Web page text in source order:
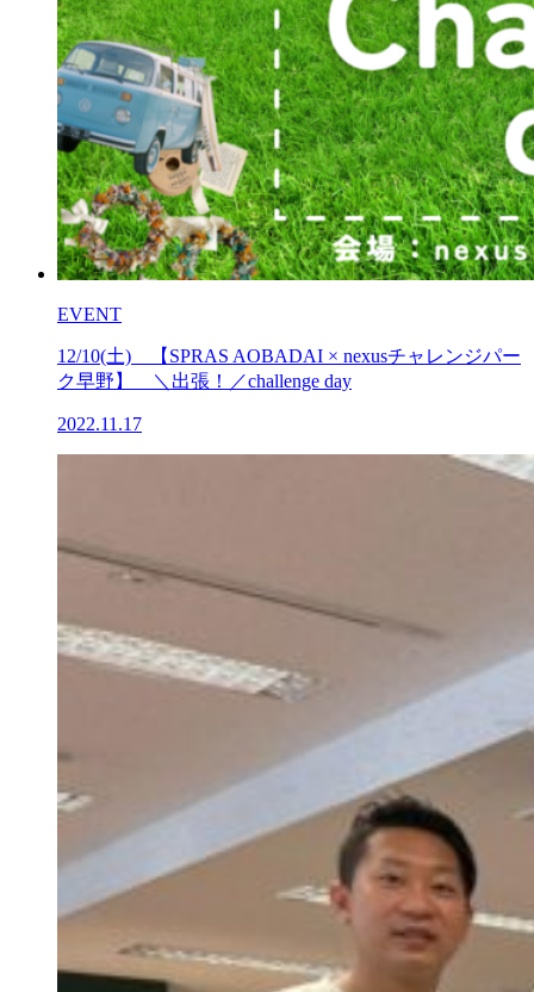
EVENT
12/10(土) 【SPRAS AOBADAI × nexusチャレンジパー
ク早野】 ＼出張！／challenge day
2022.11.17